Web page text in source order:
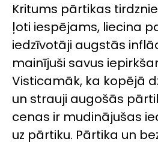
Kritums pārtikas
ļoti iespējams, liecina
iedzīvotāji augstās
mainījuši savus
Visticamāk, ka kopējā
un strauji augošās
cenas ir mudinājušas
uz pārtiku. Pārtika un